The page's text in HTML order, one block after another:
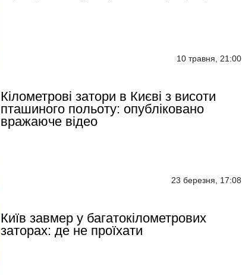
10 травня, 21:00
Кілометрові затори в Києві з висоти
пташиного польоту: опубліковано
вражаюче відео
23 березня, 17:08
Київ завмер у багатокілометрових
заторах: де не проїхати